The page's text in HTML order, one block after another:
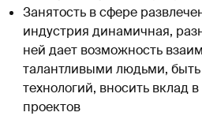
Занятость в сфере
индустрия динамичная,
ней дает возможность
талантливыми людьми,
технологий, вносить вклад
проектов